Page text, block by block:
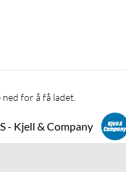
for å få ladet.
- Kjell & Company